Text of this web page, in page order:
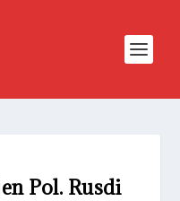
Pol. Rusdi